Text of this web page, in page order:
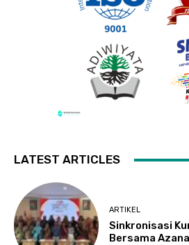
LATEST ARTICLES
ARTIKEL
Sinkronisasi
Bersama